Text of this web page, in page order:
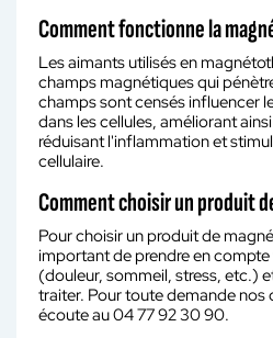
Comment fonctionne la
Les aimants utilisés en
champs magnétiques qui
champs sont censés influencer
dans les cellules, améliorant
réduisant l'inflammation et
cellulaire.
Comment choisir un produit
Pour choisir un produit de
important de prendre en
(douleur, sommeil, stress, etc.)
traiter. Pour toute demande nos
écoute au 04 77 92 30 90.